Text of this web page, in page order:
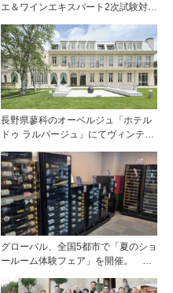
エ＆ワインエキスパート2次試験対策
長野県蓼科のオーベルジュ「ホテル
ドゥ ラルパージュ」にてヴィンテー
『シャトー・ペトリュス 1976年』ほ
か計7アイテムのワインペアリング
グローバル、全国5都市で「夏のショ
ールーム体験フェア」を開催。 ワ
験！！